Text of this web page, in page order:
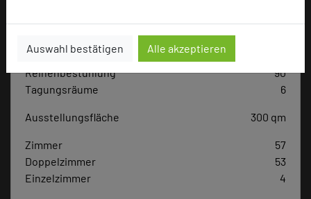
Auswahl bestätigen Alle akzeptieren
Max. Tagungskapazität (Personen)
Parlamentarisch
Reihenbestuhlung
90
Tagungsräume
6
Ausstellungsfläche 300 qm
Zimmer
57
Doppelzimmer
53
Einzelzimmer
4